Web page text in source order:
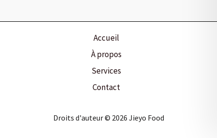
Accueil
À propos
Services
Contact
Droits d'auteur © 2026 Jieyo Food